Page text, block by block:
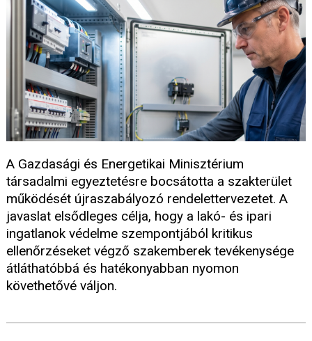
A Gazdasági és Energetikai Minisztérium
társadalmi egyeztetésre bocsátotta a szakterület
működését újraszabályozó rendelettervezetet. A
javaslat elsődleges célja, hogy a lakó- és ipari
ingatlanok védelme szempontjából kritikus
ellenőrzéseket végző szakemberek tevékenysége
átláthatóbbá és hatékonyabban nyomon
követhetővé váljon.